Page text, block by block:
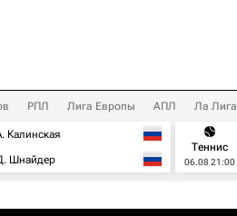
РПЛ Лига Европы АПЛ Ла Лига
Калинская
Шнайдер
Теннис
06.08 21:00